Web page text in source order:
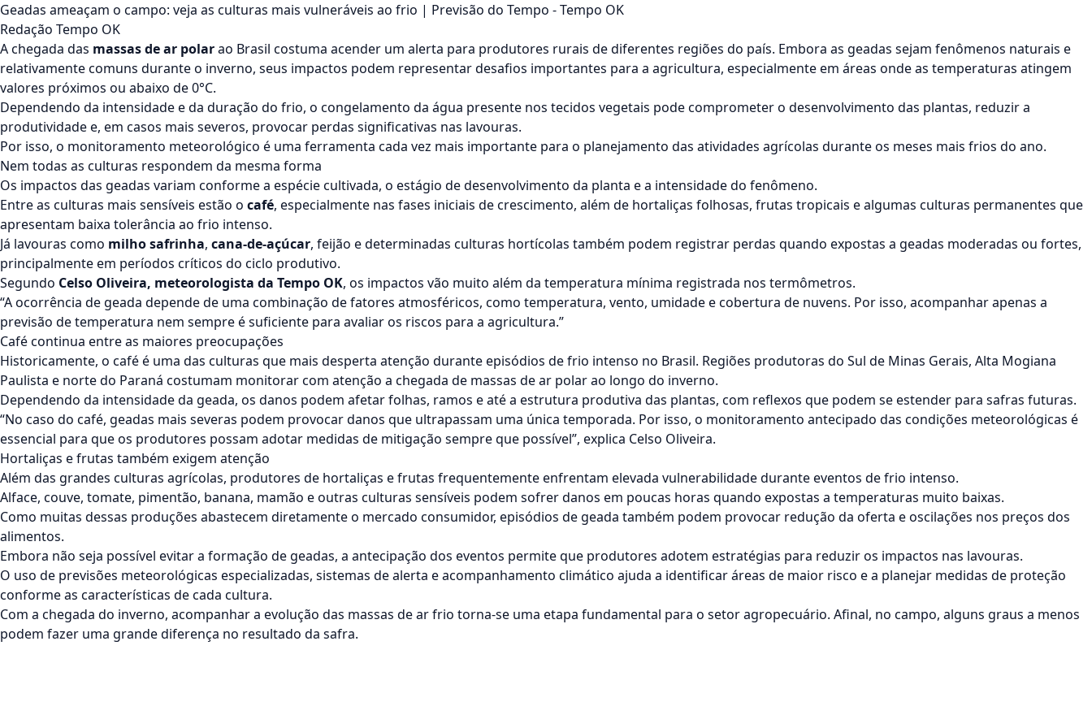
Geadas ameaçam o campo: veja as culturas mais vulneráveis ao frio | Previsão do Tempo - Tempo OK
Redação Tempo OK
A chegada das massas de ar polarao Brasil costuma acender um alerta para produtores rurais de diferentes regiões do país. Embora as geadas sejam fenômenos naturais e
relativamente comuns durante o inverno, seus impactos podem representardesafios importantes para a agricultura, especialmente em áreas onde as temperaturas atingem
valores próximos ou abaixo de 0°C.
Dependendo da intensidade e da duração do frio, o congelamento da água presente nos tecidos vegetais pode comprometer o desenvolvimento das plantas, reduzir a
produtividade e, em casos mais severos, provocar perdas significativas nas lavouras.
Por isso, o monitoramento meteorológico é uma ferramenta cada vez mais importante para o planejamento das atividades agrícolas durante os meses mais frios do ano.
Nem todas as culturas respondem da mesma forma
Os impactos das geadas variam conforme a espécie cultivada, o estágio de desenvolvimento da planta e a intensidade do fenômeno.
Entre as culturas mais sensíveis estão o café, especialmente nas fases iniciais de crescimento, além de hortaliças folhosas, frutas tropicais e algumas culturas permanentes que
apresentam baixa tolerância ao frio intenso.
Já lavouras como milho safrinha, cana-de-açúcar, feijão e determinadas culturas hortícolas também podem registrar perdas quando expostas a geadas moderadas ou fortes,
principalmente em períodos críticos do ciclo produtivo.
Segundo Celso Oliveira, meteorologista da Tempo OK, os impactos vão muito além da temperatura mínima registrada nos termômetros.
“A ocorrência de geada depende de uma combinação de fatores atmosféricos, como temperatura, vento, umidade e cobertura de nuvens. Por isso, acompanhar apenas a
previsão de temperatura nem sempre é suficiente para avaliar os riscos para a agricultura.”
Café continua entre as maiores preocupações
Historicamente, o café é uma das culturas que mais desperta atenção durante episódios de frio intenso no Brasil. Regiões produtoras do Sul de Minas Gerais, Alta Mogiana
Paulista e norte do Paraná costumam monitorar com atenção a chegada de massas de ar polar ao longo do inverno.
Dependendo da intensidade da geada, os danos podem afetar folhas, ramos e até a estrutura produtiva das plantas, com reflexos que podem se estender para safras futuras.
“No caso do café, geadas mais severas podem provocar danos que ultrapassam uma única temporada. Por isso, o monitoramento antecipado das condições meteorológicas é
essencial para que os produtores possam adotar medidas de mitigação sempre que possível”, explica Celso Oliveira.
Hortaliças e frutas também exigem atenção
Além das grandes culturas agrícolas, produtores de hortaliças e frutas frequentemente enfrentam elevada vulnerabilidade duranteeventos de frio intenso.
Alface, couve, tomate, pimentão, banana, mamão e outras culturas sensíveis podem sofrer danos em poucas horas quando expostas a temperaturas muito baixas.
Como muitas dessas produções abastecem diretamente o mercado consumidor, episódios de geada também podem provocar redução da oferta e oscilações nos preços dos
alimentos.
Embora não seja possível evitar a formação de geadas, a antecipação dos eventos permite que produtores adotem estratégias para reduzir os impactos nas lavouras.
O uso de previsões meteorológicas especializadas, sistemas de alerta e acompanhamento climático ajuda a identificar áreas de maior risco e a planejar medidas de proteção
conforme as características de cada cultura.
Com a chegada do inverno, acompanhar a evolução das massas de ar frio torna-se uma etapa fundamental para o setor agropecuário. Afinal, no campo, alguns graus a menos
podem fazer uma grande diferença no resultado da safra.